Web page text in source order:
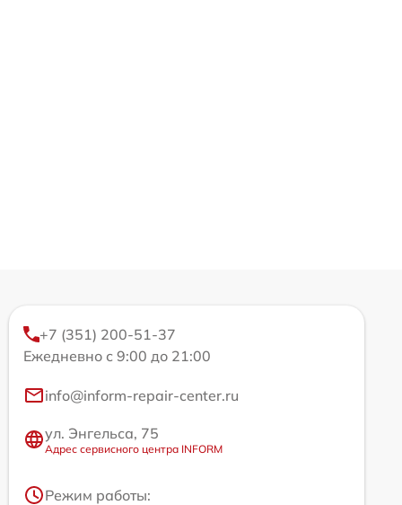
+7 (351) 200-51-37
Ежедневно с 9:00 до 21:00
info@inform-repair-center.ru
ул. Энгельса, 75
Адрес сервисного центра INFORM
Режим работы: